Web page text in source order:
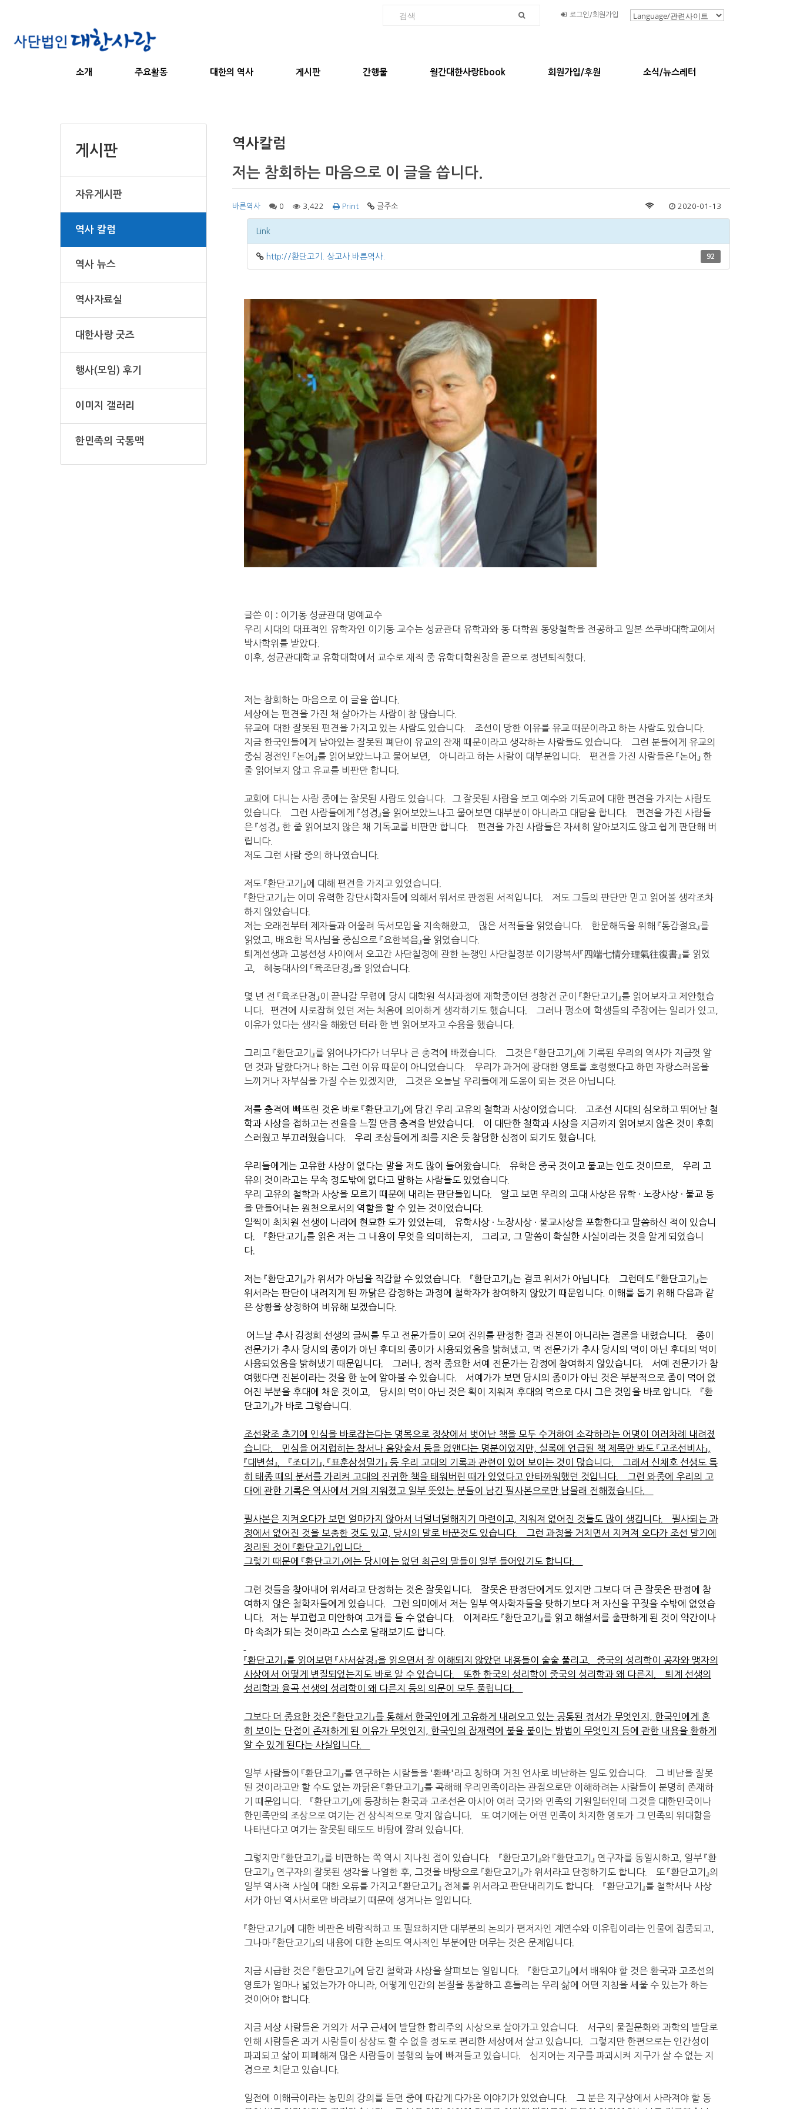
로그인/회원가입
소개 주요활동 대한의 역사 게시판 간행물 월간대한사랑Ebook 회원가입/후원 소식/뉴스레터
게시판
자유게시판
역사 칼럼
역사 뉴스
역사자료실
대한사랑 굿즈
행사(모임) 후기
이미지 갤러리
한민족의 국통맥
역사칼럼
저는 참회하는 마음으로 이 글을 씁니다.
바른역사 0 3,422 Print 글주소 2020-01-13
Link
http://환단고기. 상고사.바른역사. 92
글쓴 이 : 이기동 성균관대 명예교수
우리 시대의 대표적인 유학자인 이기동 교수는 성균관대 유학과와 동 대학원 동양철학을 전공하고 일본 쓰쿠바대학교에서
박사학위를 받았다.
이후, 성균관대학교 유학대학에서 교수로 재직 중 유학대학원장을 끝으로 정년퇴직했다.
저는 참회하는 마음으로 이 글을 씁니다.
세상에는 펀견을 가진 채 살아가는 사람이 참 많습니다.
유교에 대한 잘못된 편견을 가지고 있는 사람도 있습니다． 조선이 망한 이유를 유교 때문이라고 하는 사람도 있습니다．
지금 한국인들에게 남아있는 잘못된 폐단이 유교의 잔재 때문이라고 생각하는 사람들도 있습니다． 그런 분들에게 유교의
중심 경전인 『논어』를 읽어보았느냐고 물어보면， 아니라고 하는 사람이 대부분입니다． 편견을 가진 사람들은 『논어』 한
줄 읽어보지 않고 유교를 비판만 합니다．
교회에 다니는 사람 중에는 잘못된 사람도 있습니다．그 잘못된 사람을 보고 예수와 기독교에 대한 편견을 가지는 사람도
있습니다． 그런 사람들에게 『성경』을 읽어보았느나고 물어보면 대부분이 아니라고 대답을 합니다． 편견을 가진 사람들
은 『성경』 한 줄 읽어보지 않은 채 기독교를 비판만 합니다． 편견을 가진 사람들은 자세히 알아보지도 않고 쉽게 판단해 버
립니다．
저도 그런 사람 중의 하나였습니다．
저도 『환단고기』에 대해 편견을 가지고 있었습니다．
『환단고기』는 이미 유력한 강단사학자들에 의해서 위서로 판정된 서적입니다． 저도 그들의 판단만 믿고 읽어볼 생각조차
하지 않았습니다．
저는 오래전부터 제자들과 어울려 독서모임을 지속해왔고， 많은 서적들을 읽었습니다． 한문해독을 위해 『통감절요』를
읽었고, 배요한 목사님을 중심으로 『요한복음』을 읽었습니다．
퇴계선생과 고봉선생 사이에서 오고간 사단칠정에 관한 논쟁인 사단칠정분 이기왕복서『四端七情分理氣往復書』를 읽었
고， 혜능대사의 『육조단경』을 읽었습니다．
몇 년 전 『육조단경』이 끝나갈 무렵에 당시 대학원 석사과정에 재학중이던 정창건 군이 『환단고기』를 읽어보자고 제안했습
니다．편견에 사로잡혀 있던 저는 처음에 의아하게 생각하기도 했습니다． 그러나 펑소에 학생들의 주장에는 일리가 있고,
이유가 있다는 생각을 해왔던 터라 한 번 읽어보자고 수용을 했습니다．
그리고 『환단고기』를 읽어나가다가 너무나 큰 충격에 빠졌습니다． 그것은 『환단고기』에 기록된 우리의 역사가 지금껏 알
던 것과 달랐다거나 하는 그런 이유 때문이 아니었습니다． 우리가 과거에 광대한 영토를 호령했다고 하면 자랑스러움을
느끼거나 자부심을 가질 수는 있겠지만， 그것은 오늘날 우리들에게 도움이 되는 것은 아닙니다．
저를 충격에 빠뜨린 것은 바로 『환단고기』에 담긴 우리 고유의 철학과 사상이었습니다． 고조선 시대의 심오하고 뛰어난 철
학과 사상을 접하고는 전율을 느낄 만큼 충격을 받았습니다． 이 대단한 철학과 사상을 지금까지 읽어보지 않은 것이 후회
스러웠고 부끄러웠습니다． 우리 조상들에게 죄를 지은 듯 참담한 심정이 되기도 했습니다．
우리들에게는 고유한 사상이 없다는 말을 저도 많이 들어왔습니다． 유학은 중국 것이고 불교는 인도 것이므로， 우리 고
유의 것이라고는 무속 정도밖에 없다고 말하는 사람들도 있었습니다．
우리 고유의 철학과 사상을 모르기 때문에 내리는 판단들입니다． 알고 보면 우리의 고대 사상은 유학 · 노장사상 · 불교 등
을 만들어내는 원천으로서의 역할을 할 수 있는 것이었습니다．
일찍이 최치원 선생이 나라에 현묘한 도가 있었는데， 유학사상 · 노장사상 · 불교사상을 포함한다고 말씀하신 적이 있습니
다． 『환단고기』를 읽은 저는 그 내용이 무엇을 의미하는지， 그리고, 그 말씀이 확실한 사실이라는 것을 알게 되었습니
다．
저는 『환단고기』가 위서가 아님을 직감할 수 있었습니다． 『환단고기』는 결코 위서가 아닙니다． 그런데도 『환단고기』는
위서라는 판단이 내려지게 된 까닭은 감정하는 과정에 철학자가 참여하지 않았기 때문입니다. 이해를 돕기 위해 다음과 같
은 상황을 상정하여 비유해 보겠습니다．
어느날 추사 김정희 선생의 글씨를 두고 전문가들이 모여 진위를 판정한 결과 진본이 아니라는 결론을 내렸습니다． 종이
전문가가 추사 당시의 종이가 아닌 후대의 종이가 사용되었음을 밝혀냈고, 먹 전문가가 추사 당시의 먹이 아닌 후대의 먹이
사용되었음을 밝혀냈기 때문입니다． 그러나, 정작 중요한 서예 전문가는 감정에 참여하지 않았습니다． 서예 전문가가 참
여했다면 진본이라는 것을 한 눈에 알아볼 수 있습니다． 서예가가 보면 당시의 종이가 아닌 것은 부분적으로 좀이 먹어 없
어진 부분을 후대에 채운 것이고， 당시의 먹이 아닌 것은 획이 지워져 후대의 먹으로 다시 그은 것임을 바로 압니다． 『환
단고기』가 바로 그렇습니디．
조선왕조 초기에 인심을 바로잡는다는 명목으로 정상에서 벗어난 책을 모두 수거하여 소각하라는 어명이 여러차례 내려졌
습니다． 민심을 어지럽히는 참서나 음양술서 등을 없앤다는 명분이었지만, 실록에 언급된 책 제목만 봐도 『고조선비사』,
『대변설』， 『조대기』, 『표훈삼성밀기』 등 우리 고대의 기록과 관련이 있어 보이는 것이 많습니다． 그래서 신채호 선생도 특
히 태종 때의 분서를 가리켜 고대의 진귀한 책을 태워버린 때가 있었다고 안타까워했던 것입니다． 그런 와중에 우리의 고
대에 관한 기록은 역사에서 거의 지워졌고 일부 뜻있는 분들이 남긴 필사본으로만 남몰래 전해졌습니다．
필사본은 지켜오다가 보면 얼마가지 않아서 너덜너덜해지기 마련이고, 지워져 없어진 것들도 많이 생깁니다． 필사되는 과
정에서 없어진 것을 보충한 것도 있고, 당시의 말로 바꾼것도 있습니다． 그런 과정을 거치면서 지켜져 오다가 조선 말기에
정리된 것이 『환단고기』입니다．
그렇기 때문에 『환단고기』에는 당시에는 없던 최근의 말들이 일부 들어있기도 합니다．
그런 것들을 찾아내어 위서라고 단정하는 것은 잘못입니다． 잘못은 판정단에게도 있지만 그보다 더 큰 잘못은 판정에 참
여하지 않은 철학자들에게 있습니다．그런 의미에서 저는 일부 역사학자들을 탓하기보다 저 자신을 꾸짖을 수밖에 없었습
니다．저는 부끄럽고 미안하여 고개를 들 수 없습니다． 이제라도 『환단고기』를 읽고 해설서를 출판하게 된 것이 약간이나
마 속죄가 되는 것이라고 스스로 달래보기도 합니다．
『환단고기』를 읽어보면 『사서삼경』을 읽으면서 잘 이해되지 않았던 내용들이 술술 풀리고，중국의 성리학이 공자와 맹자의
사상에서 어떻게 변질되었는지도 바로 알 수 있습니다． 또한 한국의 성리학이 중국의 성리학과 왜 다른지， 퇴계 선생의
성리학과 율곡 선생의 성리학이 왜 다른지 등의 의문이 모두 풀립니다．
그보다 더 중요한 것은 『환단고기』를 통해서 한국인에게 고유하게 내려오고 있는 공통된 정서가 무엇인지, 한국인에게 혼
히 보이는 단점이 존재하게 된 이유가 무엇인지, 한국인의 잠재력에 불을 붙이는 방법이 무엇인지 등에 관한 내용을 환하게
알 수 있게 된다는 사실입니다．
일부 사람들이 『환단고기』를 연구하는 시람들을 '환빠'라고 칭하며 거친 언사로 비난하는 일도 있습니다． 그 비난을 잘못
된 것이라고만 할 수도 없는 까닭은 『환단고기』를 곡해해 우리민족이라는 관점으로만 이해하려는 사람들이 분명히 존재하
기 때문입니다． 『환단고기』에 등장하는 환국과 고조선은 아시아 여러 국가와 민족의 기원일터인데 그것을 대한민국이나
한민족만의 조상으로 여기는 건 상식적으로 맞지 않습니다． 또 여기에는 어떤 민족이 차지한 영토가 그 민족의 위대함을
나타낸다고 여기는 잘못된 태도도 바탕에 깔려 있습니다.
그렇지만 『환단고기』를 비판하는 쪽 역시 지나친 점이 있습니다． 『환단고기』와 『환단고기』 연구자를 동일시하고, 일부 『환
단고기』 연구자의 잘못된 생각을 나열한 후, 그것을 바탕으로 『환단고기』가 위서라고 단정하기도 합니다． 또 『환단고기』의
일부 역사적 사실에 대한 오류를 가지고 『환단고기』 전체를 위서라고 판단내리기도 합니다． 『환단고기』를 철학서나 사상
서가 아닌 역사서로만 바라보기 때문에 생겨나는 일입니다．
『환단고기』에 대한 비판은 바람직하고 또 필요하지만 대부분의 논의가 편저자인 계연수와 이유립이라는 인물에 집중되고,
그나마 『환단고기』의 내용에 대한 논의도 역사적인 부분에만 머무는 것은 문제입니다．
지금 시급한 것은 『환단고기』에 담긴 철학과 사상을 살펴보는 일입니다． 『환단고기』에서 배워야 할 것은 환국과 고조선의
영토가 얼마나 넓었는가가 아니라, 어떻게 인간의 본질을 통찰하고 흔들리는 우리 삶에 어떤 지침을 세울 수 있는가 하는
것이어야 합니다．
지금 세상 사람들은 거의가 서구 근세에 발달한 합리주의 사상으로 살아가고 있습니다． 서구의 물질문화와 과학의 발달로
인해 사람들은 과거 사람들이 상상도 할 수 없을 정도로 편리한 세상에서 살고 있습니다．그렇지만 한편으로는 인간성이
파괴되고 삶이 피폐해져 많은 사람들이 불행의 늪에 빠져들고 있습니다． 심지어는 지구를 파괴시켜 지구가 살 수 없는 지
경으로 치닫고 있습니다．
일전에 이해극이라는 농민의 강의를 듣던 중에 따갑게 다가온 이야기가 있었습니다． 그 분은 지구상에서 사라져야 할 동